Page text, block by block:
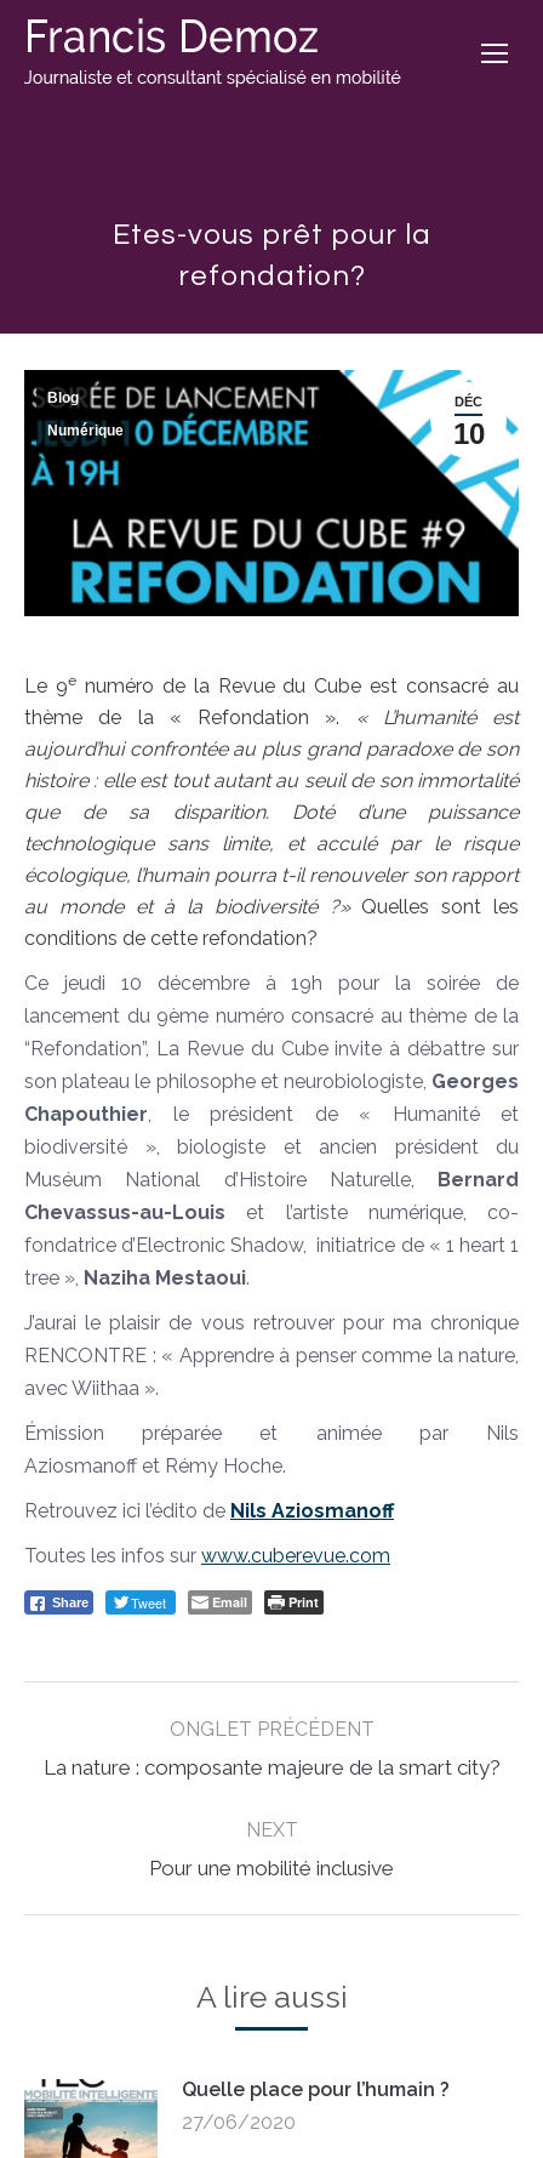
Etes-vous prêt pour la
refondation?
DÉC
10
Blog
Numérique
Le 9enuméro de la Revue du Cube est consacré au
thème de la « Refondation ». « L’humanité est
aujourd’hui confrontée au plus grand paradoxe de son
histoire : elle est tout autant au seuil de son immortalité
que de sa disparition. Doté d’une puissance
technologique sans limite, et acculé par le risque
écologique, l’humain pourra t-il renouveler son rapport
au monde et à la biodiversité ?» Quelles sont les
conditions de cette refondation?
Ce jeudi 10 décembre à 19h pour la soirée de
lancement du 9ème numéro consacré au thème de la
“Refondation”, La Revue du Cube invite à débattre sur
son plateau le philosophe et neurobiologiste, Georges
Chapouthier, le président de « Humanité et
biodiversité », biologiste et ancien président du
Muséum National d’Histoire Naturelle,
Bernard
Chevassus-au-Louis et l’artiste numérique, co-
fondatrice d’Electronic Shadow, initiatrice de « 1 heart 1
tree », Naziha Mestaoui.
J’aurai le plaisir de vous retrouver pour ma chronique
RENCONTRE : « Apprendre à penser comme la nature,
avec Wiithaa ».
Émission préparée et animée par Nils
Aziosmanoff et Rémy Hoche.
Retrouvez ici l’édito de Nils Aziosmanoff
Toutes les infos sur www.cuberevue.com
Share Tweet Email Print
ONGLET PRÉCÉDENT
Previous
La nature : composante majeure de la smart city?
NEXT
Next
Pour une mobilité inclusive
A lire aussi
Quelle place pour l’humain ?
27/06/2020